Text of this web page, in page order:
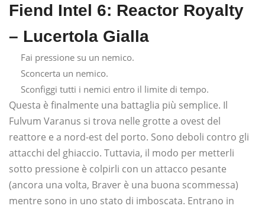
Fiend Intel 6: Reactor Royalty
– Lucertola Gialla
Fai pressione su un nemico.
Sconcerta un nemico.
Sconfiggi tutti i nemici entro il limite di tempo.
Questa è finalmente una battaglia più semplice. Il
Fulvum Varanus si trova nelle grotte a ovest del
reattore e a nord-est del porto. Sono deboli contro gli
attacchi del ghiaccio. Tuttavia, il modo per metterli
sotto pressione è colpirli con un attacco pesante
(ancora una volta, Braver è una buona scommessa)
mentre sono in uno stato di imboscata. Entrano in